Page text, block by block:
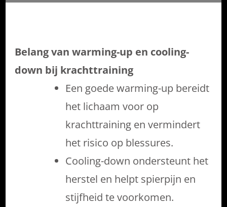
Belang van warming-up en cooling-
down bij krachttraining
Een goede warming-up bereidt
het lichaam voor op
krachttraining en vermindert
het risico op blessures.
Cooling-down ondersteunt het
herstel en helpt spierpijn en
stijfheid te voorkomen.